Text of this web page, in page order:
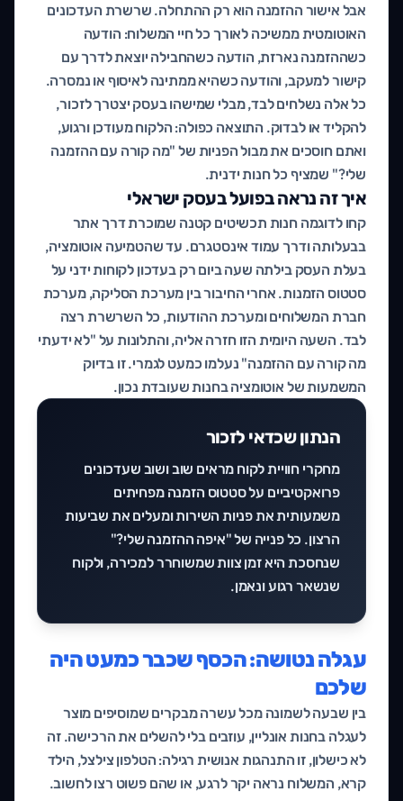
אבל אישור ההזמנה הוא רק ההתחלה. שרשרת העדכונים
האוטומטית ממשיכה לאורך כל חיי המשלוח: הודעה
כשההזמנה נארזת, הודעה כשהחבילה יוצאת לדרך עם
קישור למעקב, והודעה כשהיא ממתינה לאיסוף או נמסרה.
כל אלה נשלחים לבד, מבלי שמישהו בעסק יצטרך לזכור,
להקליד או לבדוק. התוצאה כפולה: הלקוח מעודכן ורגוע,
ואתם חוסכים את מבול הפניות של "מה קורה עם ההזמנה
שלי?" שמציף כל חנות ידנית.
איך זה נראה בפועל בעסק ישראלי
קחו לדוגמה חנות תכשיטים קטנה שמוכרת דרך אתר
בבעלותה ודרך עמוד אינסטגרם. עד שהטמיעה אוטומציה,
בעלת העסק בילתה שעה ביום רק בעדכון לקוחות ידני על
סטטוס הזמנות. אחרי החיבור בין מערכת הסליקה, מערכת
חברת המשלוחים ומערכת ההודעות, כל השרשרת רצה
לבד. השעה היומית הזו חזרה אליה, והתלונות על "לא ידעתי
מה קורה עם ההזמנה" נעלמו כמעט לגמרי. זו בדיוק
המשמעות של אוטומציה בחנות שעובדת נכון.
הנתון שכדאי לזכור
מחקרי חוויית לקוח מראים שוב ושוב שעדכונים
פרואקטיביים על סטטוס הזמנה מפחיתים
משמעותית את פניות השירות ומעלים את שביעות
הרצון. כל פנייה של "איפה ההזמנה שלי?"
שנחסכת היא זמן צוות שמשוחרר למכירה, ולקוח
שנשאר רגוע ונאמן.
עגלה נטושה: הכסף שכבר כמעט היה
שלכם
בין שבעה לשמונה מכל עשרה מבקרים שמוסיפים מוצר
לעגלה בחנות אונליין, עוזבים בלי להשלים את הרכישה. זה
לא כישלון, זו התנהגות אנושית רגילה: הטלפון צילצל, הילד
קרא, המשלוח נראה יקר לרגע, או שהם פשוט רצו לחשוב.